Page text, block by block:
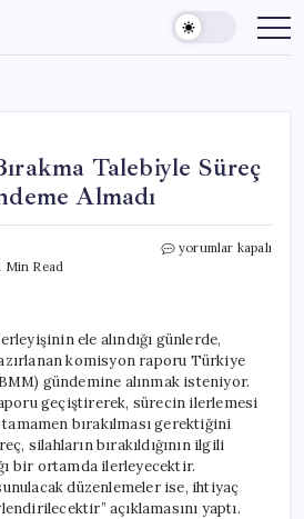
Talebiyle Süreç
Almadı
Min Read
İktidar,
Raporunu
Gündeme
Almadı
için
yorumlar kapalı
ele alındığı günlerde,
komisyon raporu Türkiye
gündemine alınmak isteniyor.
geçiştirerek, sürecin ilerlemesi
bırakılması gerektiğini
silahların bırakıldığının ilgili
bir ortamda ilerleyecektir.
düzenlemeler ise, ihtiyaç
açıklamasını yaptı.